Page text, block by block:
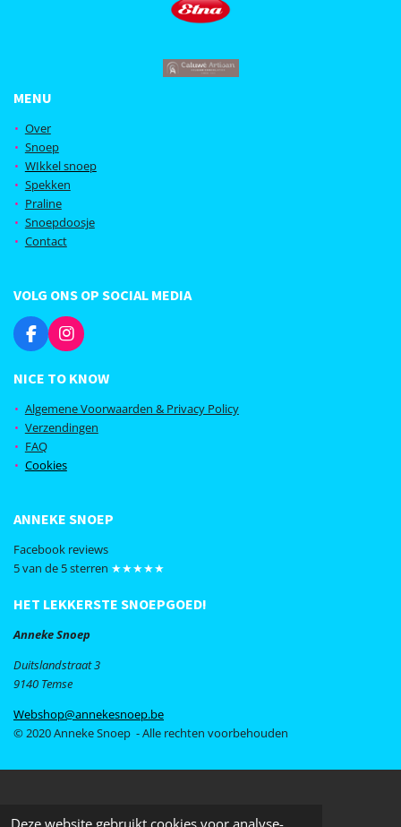
Deze website gebruikt cookies voor analyse-
MENU
Over
Snoep
WIkkel snoep
Spekken
Praline
Snoepdoosje
Contact
VOLG ONS OP SOCIAL MEDIA
F
a
c
e
b
o
o
k
I
n
s
a
g
r
m
NICE TO KNOW
Algemene Voorwaarden & Privacy Policy
Verzendingen
FAQ
Cookies
ANNEKE SNOEP
Facebook reviews
5 van de 5 sterren ★★★★★
HET LEKKERSTE SNOEPGOED!
Anneke Snoep
Duitslandstraat 3
9140 Temse
Webshop@annekesnoep.be
© 2020 Anneke Snoep - Alle rechten voorbehouden